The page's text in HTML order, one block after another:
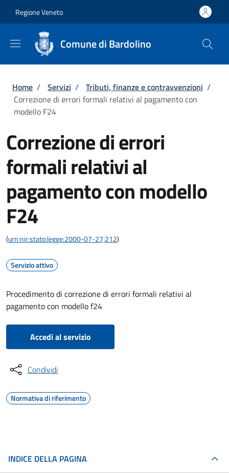
Regione Veneto
Comune di Bardolino
Briciole di pane
Home / Servizi / Tributi, finanze e contravvenzioni /
Correzione di errori formali relativi al pagamento con
modello F24
Correzione di errori
formali relativi al
pagamento con modello
F24
(urn:nir:stato:legge:2000-07-27;212)
Servizio attivo
Procedimento di correzione di errori formali relativi al
pagamento con modello f24
Accedi al servizio
Condividi
Normativa di riferimento
INDICE DELLA PAGINA